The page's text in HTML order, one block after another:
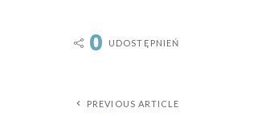
0 UDOSTĘPNIEŃ
PREVIOUS ARTICLE